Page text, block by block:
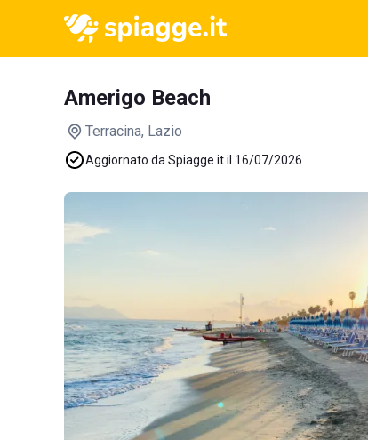
Amerigo Beach
Terracina, Lazio
Aggiornato da Spiagge.it il 16/07/2026